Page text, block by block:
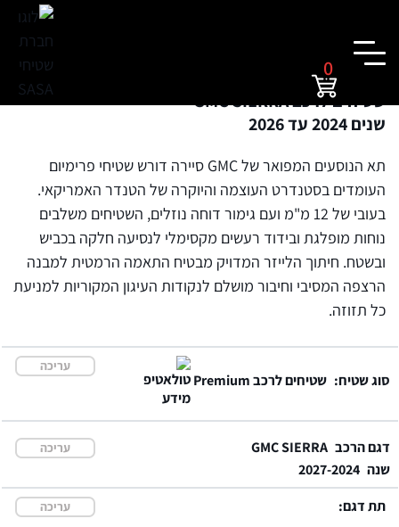
0
שטיחים לרכב GMC SIERRA
שנים 2024 עד 2026
תא הנוסעים המפואר של GMC סיירה דורש שטיחי פרימיום
העומדים בסטנדרט העוצמה והיוקרה של הטנדר האמריקאי.
בעובי של 12 מ"מ ועם גימור דוחה נוזלים, השטיחים משלבים
נוחות מופלגת ובידוד רעשים מקסימלי לנסיעה חלקה בכביש
ובשטח. חיתוך הלייזר המדויק מבטיח התאמה הרמטית למבנה
הרצפה המסיבי וחיבור מושלם לנקודות העיגון המקוריות למניעת
כל תזוזה.
סוג שטיח: שטיחים לרכב Premium
עריכה
דגם הרכב GMC SIERRA
שנה 2027-2024
עריכה
תת דגם: עריכה